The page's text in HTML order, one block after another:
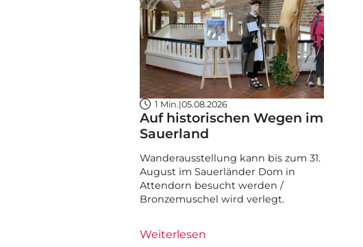
1 Min.|05.08.2026
Auf historischen Wegen im
Sauerland
Wanderausstellung kann bis zum 31.
August im Sauerländer Dom in
Attendorn besucht werden /
Bronzemuschel wird verlegt.
Weiterlesen